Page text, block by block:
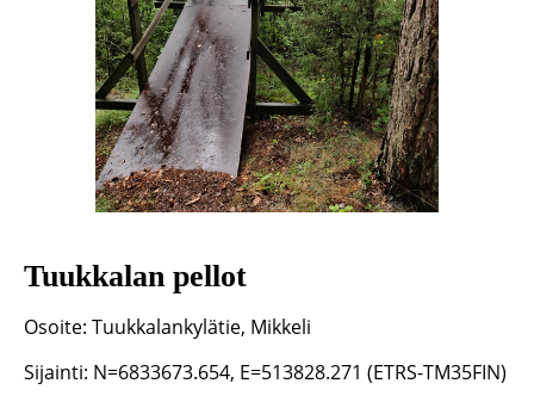
Tuukkalan pellot
Osoite: Tuukkalankylätie, Mikkeli
Sijainti: N=6833673.654, E=513828.271 (ETRS-TM35FIN)